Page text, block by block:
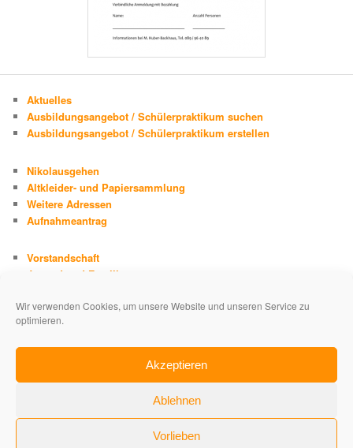
Wir verwenden Cookies, um unsere Website und unseren Service zu
optimieren.
Akzeptieren
Ablehnen
Vorlieben
Aktuelles
Ausbildungsangebot / Schülerpraktikum suchen
Ausbildungsangebot / Schülerpraktikum erstellen
Nikolausgehen
Altkleider- und Papiersammlung
Weitere Adressen
Aufnahmeantrag
Vorstandschaft
Jugend und Familie
Adolph Kolping
Impressum